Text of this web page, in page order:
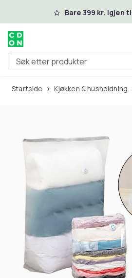
Hopp til hovedinnhold
Bare 399 kr. igjen
Søk etter produkter
Startside Kjøkken & husholdning